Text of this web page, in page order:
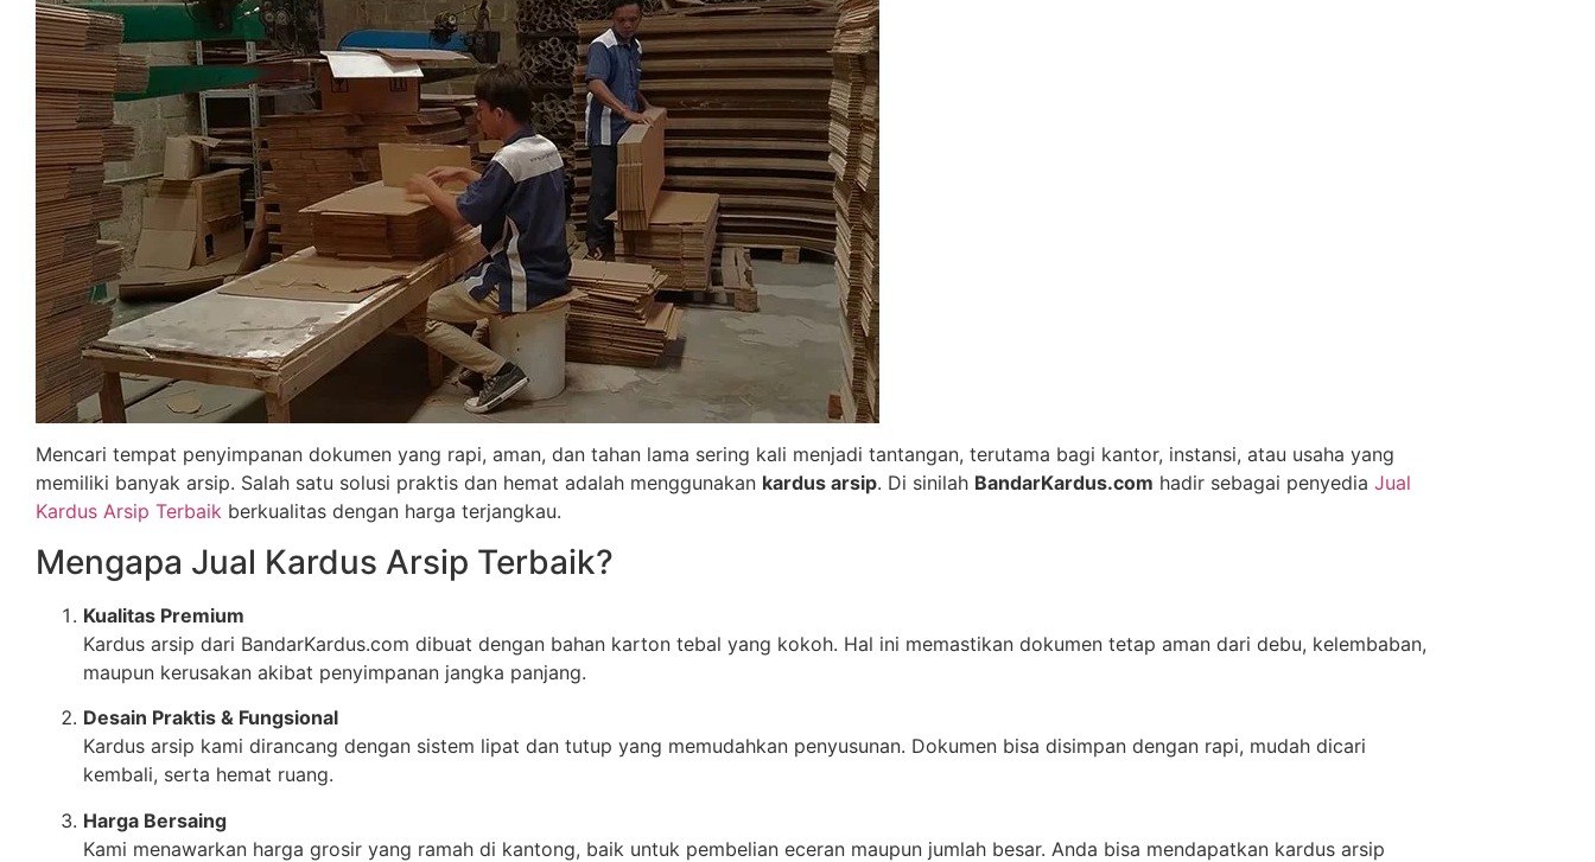
Mencari tempat penyimpanan dokumen yang rapi, aman, dan tahan lama sering kali menjadi tantangan, terutama bagi kantor, instansi, atau usaha yang
memiliki banyak arsip. Salah satu solusi praktis dan hemat adalah menggunakan kardus arsip. Di sinilah BandarKardus.com hadir sebagai penyedia Jual
Kardus Arsip Terbaik berkualitas dengan harga terjangkau.
Mengapa Jual Kardus Arsip Terbaik?
Kualitas Premium
Kardus arsip dari BandarKardus.com dibuat dengan bahan karton tebal yang kokoh. Hal ini memastikan dokumen tetap aman dari debu, kelembaban,
maupun kerusakan akibat penyimpanan jangka panjang.
Desain Praktis & Fungsional
Kardus arsip kami dirancang dengan sistem lipat dan tutup yang memudahkan penyusunan. Dokumen bisa disimpan dengan rapi, mudah dicari
kembali, serta hemat ruang.
Harga Bersaing
Kami menawarkan harga grosir yang ramah di kantong, baik untuk pembelian eceran maupun jumlah besar. Anda bisa mendapatkan kardus arsip